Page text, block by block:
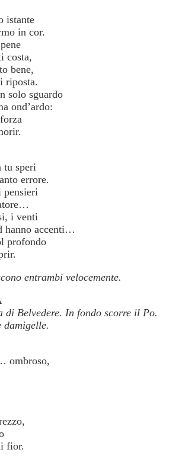
istante
in cor.
costa,
bene,
riposta.
solo sguardo
ond’ardo:
speri
errore.
pensieri
i venti
hanno accenti…
profondo
entrambi velocemente.
di Belvedere. In fondo scorre il Po.
damigelle.
ombroso,
fior.